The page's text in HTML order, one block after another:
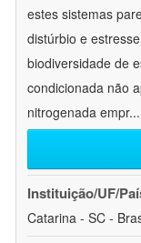
estes sistemas
distúrbio e
biodiversidade de
condicionada não
nitrogenada empr...
Instituição/UF/
Catarina - SC -